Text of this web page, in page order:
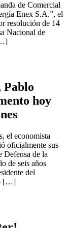
de Comercial
Enex S.A.”, el
resolución de 14
Nacional de
Pablo
hoy
el economista
oficialmente sus
Defensa de la
de seis años
del
[…]